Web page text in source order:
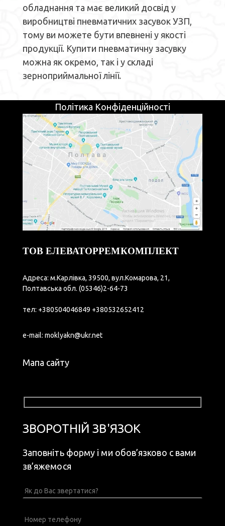
обладнання та має великий досвід у
виробництві пневматичних засувок УЗП,
тому ви можете бути впевнені у якості
продукції. Купити пневматичну засувку
можна як окремо, так і у складі
зерноприймальної лінії.
Політика Конфіденційності
ТОВ ЕЛЕВАТОРРЕМКОМПЛЕКТ
Адреса: м.Карлівка, 39500, вул.Комарова, 21,
Полтавська обл. (05346)2-64-73
тел: +380504046849 +380532652412
e-mail: moklyakn@ukr.net
Мапа сайту
ЗВОРОТНІЙ ЗВ'ЯЗОК
Заповніть форму і ми обов’язково с вами
зв’яжемося